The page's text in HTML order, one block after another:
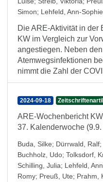
Simon; Lehfeld, Ann-Sophie
Die ARE-Aktivität in der
KW im Vergleich zur
angestiegen. Neben
Atemwegsinfektionen
nimmt die Zahl der
2024-09-18
ARE-Wochenbericht
37. Kalenderwoche
Buda, Silke; Dürrwald, Ralf;
Buchholz, Udo; Tolksdorf,
Schilling, Julia; Lehfeld,
Romy; Preuß, Ute; Prahm,